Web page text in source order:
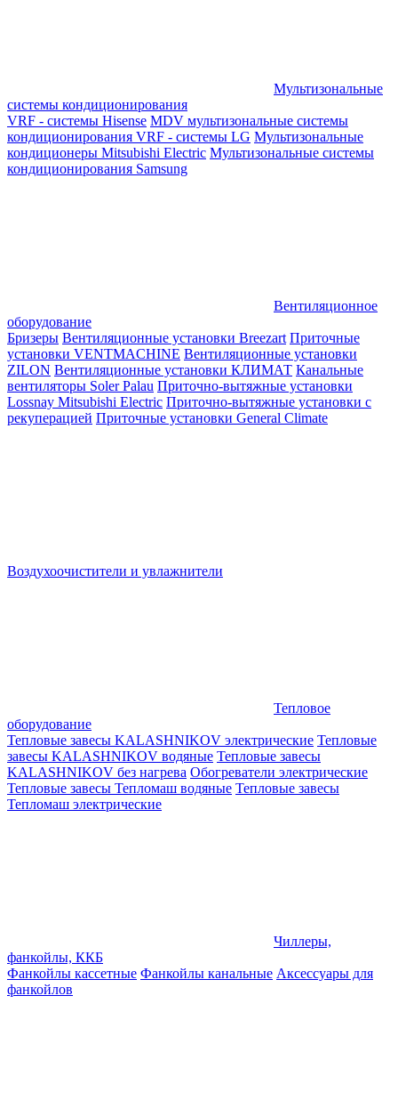
Мультизональные
системы кондиционирования
VRF - системы Hisense MDV мультизональные системы
кондиционирования VRF - системы LG Мультизональные
кондиционеры Mitsubishi Electric Мультизональные системы
кондиционирования Samsung
Вентиляционное
оборудование
Бризеры Вентиляционные установки Breezart Приточные
установки VENTMACHINE Вентиляционные установки
ZILON Вентиляционные установки КЛИМАТ Канальные
вентиляторы Soler Palau Приточно-вытяжные установки
Lossnay Mitsubishi Electric Приточно-вытяжные установки с
рекуперацией Приточные установки General Climate
Воздухоочистители и увлажнители
Тепловое
оборудование
Тепловые завесы KALASHNIKOV электрические Тепловые
завесы KALASHNIKOV водяные Тепловые завесы
KALASHNIKOV без нагрева Обогреватели электрические
Тепловые завесы Тепломаш водяные Тепловые завесы
Тепломаш электрические
Чиллеры,
фанкойлы, ККБ
Фанкойлы кассетные Фанкойлы канальные Аксессуары для
фанкойлов